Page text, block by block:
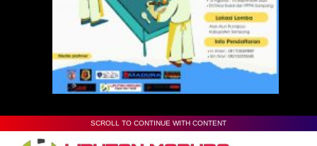
SCROLL TO CONTINUE WITH CONTENT